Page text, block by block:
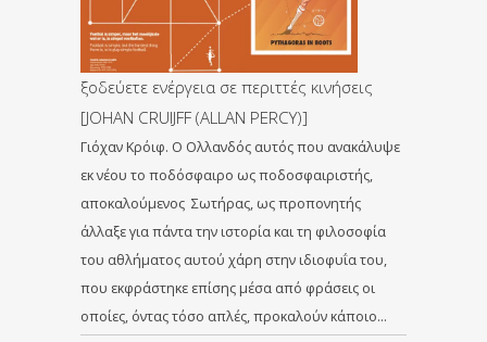
ξοδεύετε ενέργεια σε περιττές κινήσεις
[JOHAN CRUIJFF (ALLAN PERCY)]
Γιόχαν Κρόιφ. Ο Ολλανδός αυτός που ανακάλυψε
εκ νέου το ποδόσφαιρο ως ποδοσφαιριστής,
αποκαλούμενος Σωτήρας, ως προπονητής
άλλαξε για πάντα την ιστορία και τη φιλοσοφία
του αθλήματος αυτού χάρη στην ιδιοφυΐα του,
που εκφράστηκε επίσης μέσα από φράσεις οι
οποίες, όντας τόσο απλές, προκαλούν κάποιο…